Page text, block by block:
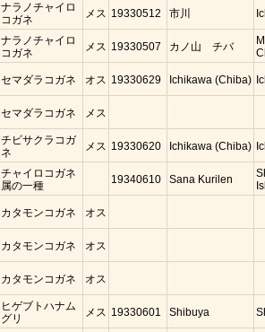
ナラノチャイロ
コガネ
メス 19330512 市川
ナラノチャイロ
コガネ
メス 19330507 カノ山 チバ
セマダラコガネ オス 19330629 Ichikawa (Chiba)
セマダラコガネ メス
チビサクラコガ
ネ
メス 19330620 Ichikawa (Chiba)
チャイロコガネ
属の一種
19340610 Sana Kurilen
カタモンコガネ オス
カタモンコガネ オス
カタモンコガネ オス
ヒゲブトハナム
グリ
メス 19330601 Shibuya